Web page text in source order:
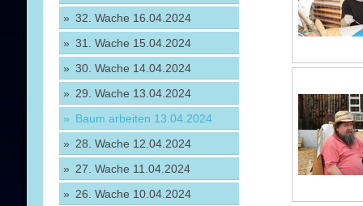
32. Wache 16.04.2024
31. Wache 15.04.2024
30. Wache 14.04.2024
29. Wache 13.04.2024
Baum arbeiten 13.04.2024
28. Wache 12.04.2024
27. Wache 11.04.2024
26. Wache 10.04.2024